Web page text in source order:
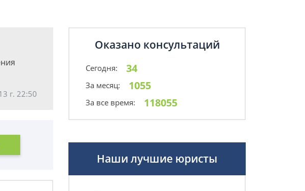
г. 22:50
Оказано консультаций
Сегодня: 34
За месяц: 1055
За все время: 118055
Наши лучшие юристы